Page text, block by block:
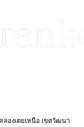
ลองเตยเหนือ เขตวัฒนา